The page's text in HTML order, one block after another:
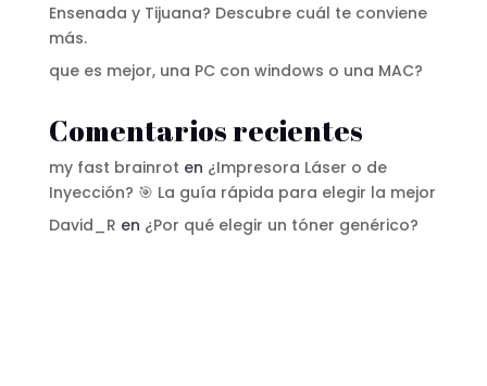
Ensenada y Tijuana? Descubre cuál te conviene
más.
que es mejor, una PC con windows o una MAC?
Comentarios recientes
my fast brainrot en ¿Impresora Láser o de
Inyección? 🎯 La guía rápida para elegir la mejor
David_R en ¿Por qué elegir un tóner genérico?